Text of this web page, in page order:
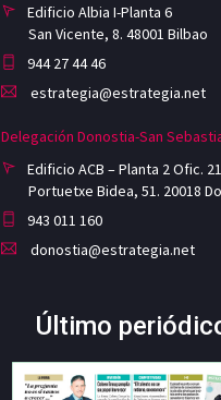
Edificio Albia I-Planta 6
San Vicente, 8. 48001 Bilbao
944 27 44 46
estrategia@estrategia.net
Delegación Donostia-San
Edificio ACB – Planta 2 Ofic.
Portuetxe Bidea, 51. 20018
943 011 160
donostia@estrategia.net
Último